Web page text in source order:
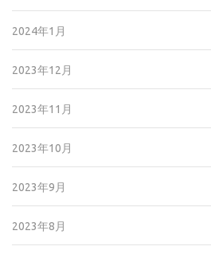
2024年1月
2023年12月
2023年11月
2023年10月
2023年9月
2023年8月